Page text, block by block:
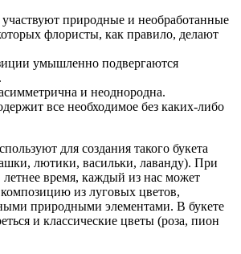
природные и необработанные
флористы, как правило, делают
умышленно подвергаются
и неоднородна.
все необходимое без каких-либо
для создания такого букета
лютики, васильки, лаванду). При
время, каждый из нас может
из луговых цветов,
природными элементами. В букете
и классические цветы (роза, пион